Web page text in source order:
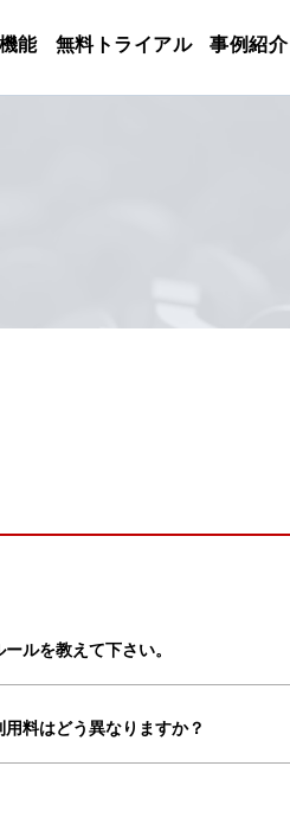
機能 無料トライアル 事例紹介
ルを教えて下さい。
料はどう異なりますか？